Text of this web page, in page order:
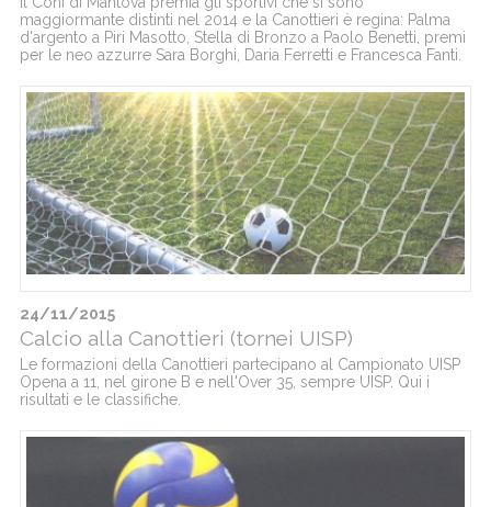
maggiormante distinti nel 2014 e la Canottieri è regina: Palma
d'argento a Piri Masotto, Stella di Bronzo a Paolo Benetti, premi
per le neo azzurre Sara Borghi, Daria Ferretti e Francesca Fanti.
24/11/2015
Calcio alla Canottieri (tornei UISP)
Le formazioni della Canottieri partecipano al Campionato UISP
Opena a 11, nel girone B e nell'Over 35, sempre UISP. Qui i
risultati e le classifiche.